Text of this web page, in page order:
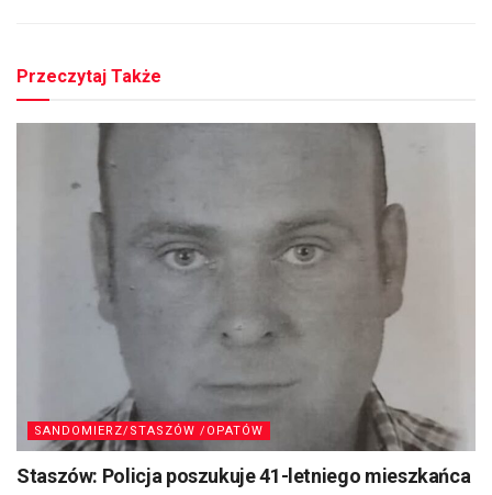
Przeczytaj Także
SANDOMIERZ/STASZÓW /OPATÓW
Staszów: Policja poszukuje 41-letniego mieszkańca